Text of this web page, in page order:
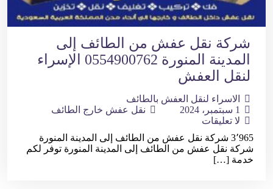
شركة نقل عفش من الطائف إلى
المدينة المنورة 0554900762 الإسراء
لنقل العفش
الاسراء لنقل العفش بالطائف
1 سبتمبر، 2024
نقل عفش خارج الطائف
لا تعليقات
3٬965 شركة نقل عفش من الطائف إلى المدينة المنورة
شركة نقل عفش من الطائف إلى المدينة المنورة توفر لكم
خدمة […]